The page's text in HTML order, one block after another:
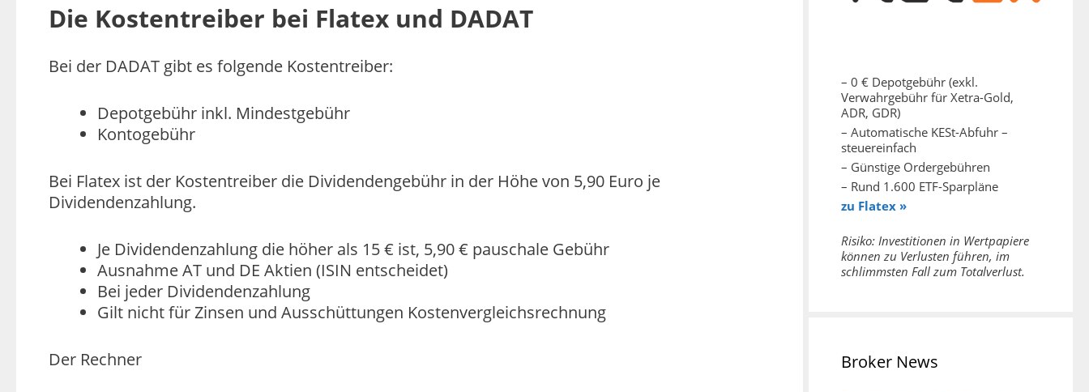
Die Kostentreiber bei Flatex und DADAT
Bei der DADAT gibt es folgende Kostentreiber:
Depotgebühr inkl. Mindestgebühr
Kontogebühr
Bei Flatex ist der Kostentreiber die Dividendengebühr in der Höhe von 5,90 Euro je
Dividendenzahlung.
Je Dividendenzahlung die höher als 15 € ist, 5,90 € pauschale Gebühr
Ausnahme AT und DE Aktien (ISIN entscheidet)
Bei jeder Dividendenzahlung
Gilt nicht für Zinsen und Ausschüttungen Kostenvergleichsrechnung
Der Rechner
– 0 € Depotgebühr (exkl.
Verwahrgebühr für Xetra-Gold,
ADR, GDR)
– Automatische KESt-Abfuhr –
steuereinfach
– Günstige Ordergebühren
– Rund 1.600 ETF-Sparpläne
zu Flatex »
Risiko: Investitionen in Wertpapiere
können zu Verlusten führen, im
schlimmsten Fall zum Totalverlust.
Broker News